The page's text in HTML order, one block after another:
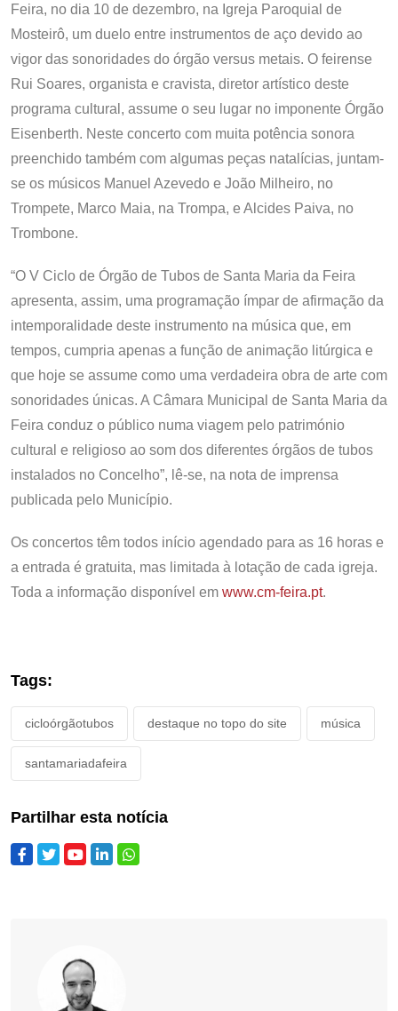
Feira, no dia 10 de dezembro, na Igreja Paroquial de
Mosteirô, um duelo entre instrumentos de aço devido ao
vigor das sonoridades do órgão versus metais. O feirense
Rui Soares, organista e cravista, diretor artístico deste
programa cultural, assume o seu lugar no imponente Órgão
Eisenberth. Neste concerto com muita potência sonora
preenchido também com algumas peças natalícias, juntam-
se os músicos Manuel Azevedo e João Milheiro, no
Trompete, Marco Maia, na Trompa, e Alcides Paiva, no
Trombone.
“O V Ciclo de Órgão de Tubos de Santa Maria da Feira
apresenta, assim, uma programação ímpar de afirmação da
intemporalidade deste instrumento na música que, em
tempos, cumpria apenas a função de animação litúrgica e
que hoje se assume como uma verdadeira obra de arte com
sonoridades únicas. A Câmara Municipal de Santa Maria da
Feira conduz o público numa viagem pelo património
cultural e religioso ao som dos diferentes órgãos de tubos
instalados no Concelho”, lê-se, na nota de imprensa
publicada pelo Município.
Os concertos têm todos início agendado para as 16 horas e
a entrada é gratuita, mas limitada à lotação de cada igreja.
Toda a informação disponível em www.cm-feira.pt.
Tags:
cicloórgãotubos destaque no topo do site música
santamariadafeira
Partilhar esta notícia